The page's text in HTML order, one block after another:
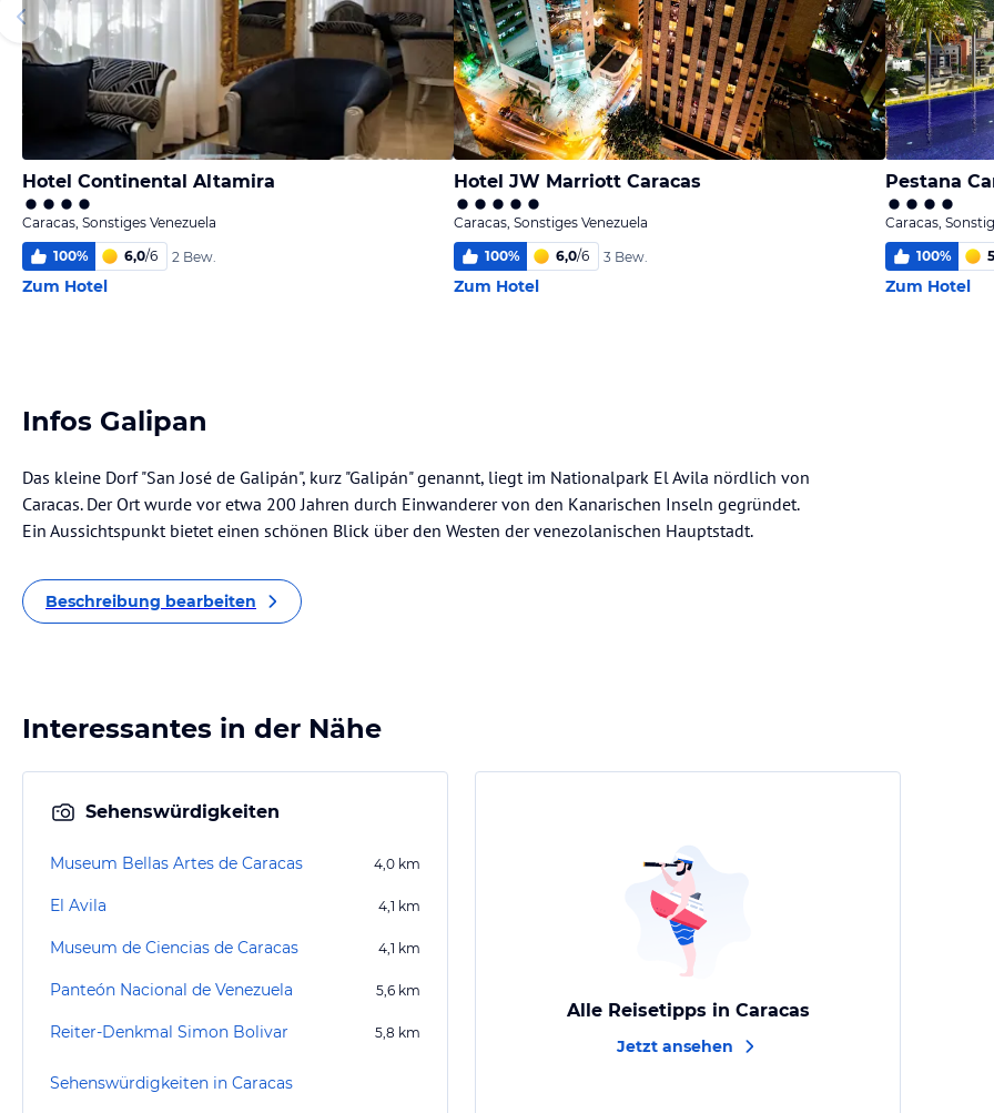
Hotel Continental Altamira
Caracas, Sonstiges Venezuela
100% 6,0/6 2 Bew.
Zum Hotel
Hotel JW Marriott Caracas
Caracas, Sonstiges Venezuela
100% 6,0/6 3 Bew.
Zum Hotel
Pestana
Caracas,
100%
Zum Hotel
Infos Galipan
Das kleine Dorf "San José de Galipán", kurz "Galipán" genannt, liegt im Nationalpark El Avila nördlich von
Caracas. Der Ort wurde vor etwa 200 Jahren durch Einwanderer von den Kanarischen Inseln gegründet.
Ein Aussichtspunkt bietet einen schönen Blick über den Westen der venezolanischen Hauptstadt.
Beschreibung bearbeiten
Interessantes in der Nähe
Sehenswürdigkeiten
Museum Bellas Artes de Caracas 4,0 km
El Avila 4,1 km
Museum de Ciencias de Caracas 4,1 km
Panteón Nacional de Venezuela 5,6 km
Reiter-Denkmal Simon Bolivar 5,8 km
Sehenswürdigkeiten in Caracas
Alle Reisetipps in Caracas
Jetzt ansehen